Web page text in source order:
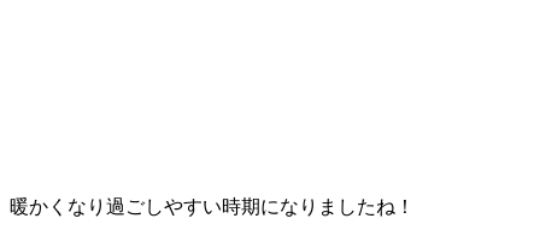
暖かくなり過ごしやすい時期になりましたね！